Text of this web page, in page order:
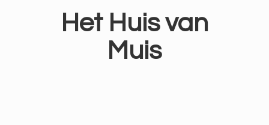
Het Huisvan
Muis